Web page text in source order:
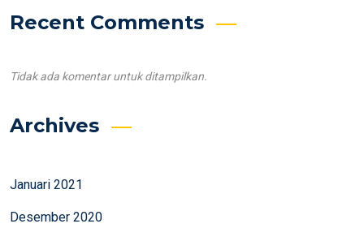
Recent Comments
Tidak ada komentar untuk ditampilkan.
Archives
Januari 2021
Desember 2020